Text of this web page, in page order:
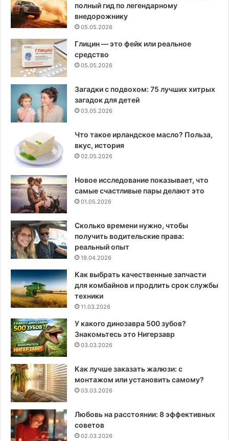
полный гид по легендарному
внедорожнику
05.05.2026
Глицин — это фейк или реальное
средство
05.05.2026
Загадки с подвохом: 75 лучших хитрых
загадок для детей
03.05.2026
Что такое ирландское масло? Польза,
вкус, история
02.05.2026
Новое исследование показывает, что
самые счастливые пары делают это
01.05.2026
Сколько времени нужно, чтобы
получить водительские права:
реальный опыт
19.04.2026
Как выбрать качественные запчасти
для комбайнов и продлить срок службы
техники
11.03.2026
У какого динозавра 500 зубов?
Знакомьтесь это Нигерзавр
03.03.2026
Как лучше заказать жалюзи: с
монтажом или установить самому?
03.03.2026
Любовь на расстоянии: 8 эффективных
советов
02.03.2026